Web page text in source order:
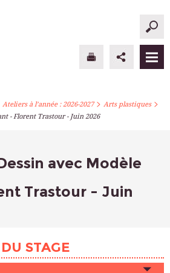
PARIS ATELIERS
À L’ANNÉE
PONCTUELS
S’INSCRIRE
Ateliers à l’année : 2026-2027> Arts plastiques>
- Florent Trastour - Juin 2026
avec Modèle
Trastour - Juin
STAGE